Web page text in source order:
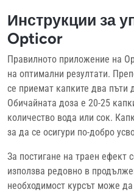
Инструкции за
Opticor
Правилното приложение на
на оптимални резултати.
се приемат капките два пъти
Обичайната доза е 20-25
количество вода или сок.
за да се осигури по-добро
За постигане на траен ефект
използва редовно в
необходимост курсът може